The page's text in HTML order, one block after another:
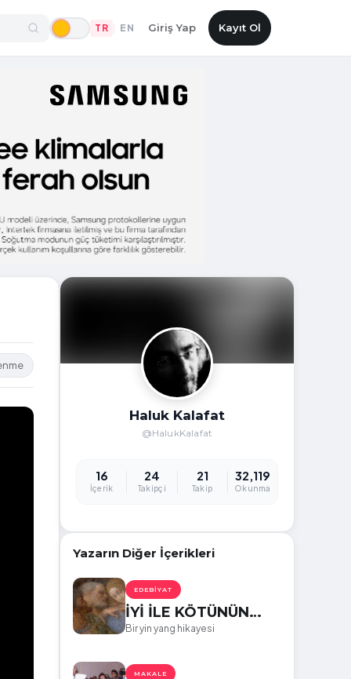
TR EN Giriş Yap Kayıt Ol
Haluk Kalafat
@HalukKalafat
16
İçerik
24
Takipçi
21
Takip
32,119
Okunma
Yazarın Diğer İçerikleri
EDEBIYAT
İYİ İLE KÖTÜNÜN
YÜZÜ
Bir yin yang hikayesi
MAKALE